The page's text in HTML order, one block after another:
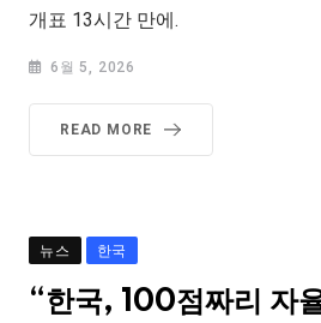
개표 13시간 만에.
6월 5, 2026
READ MORE
뉴스 한국
“한국, 100점짜리 자